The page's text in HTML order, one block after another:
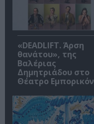
«DEADLIFT. Άρση
θανάτου», της
Βαλέριας
Δημητριάδου στο
Θέατρο Εμπορικόν